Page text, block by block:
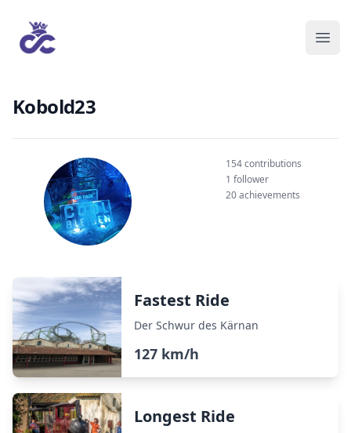
Kobold23
154 contributions
1 follower
20 achievements
Fastest Ride
Der Schwur des Kärnan
127 km/h
Longest Ride